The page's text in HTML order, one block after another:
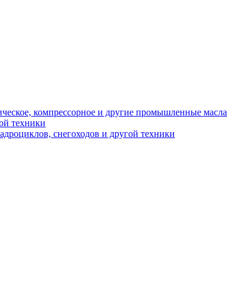
компрессорное и другие промышленные масла
техники
снегоходов и другой техники